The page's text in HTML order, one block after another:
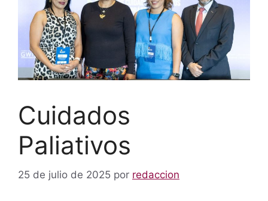
Cuidados
Paliativos
25 de julio de 2025 por redaccion